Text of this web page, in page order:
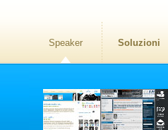
Speaker Soluzioni